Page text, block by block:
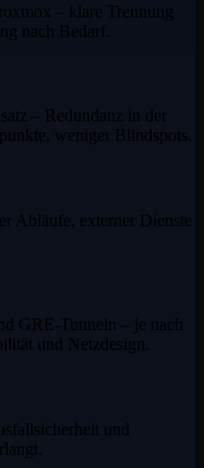
– klare Trennung
nach Bedarf.
– Redundanz in der
weniger Blindspots.
Abläufe, externer Dienste
GRE-Tunneln – je nach
und Netzdesign.
und